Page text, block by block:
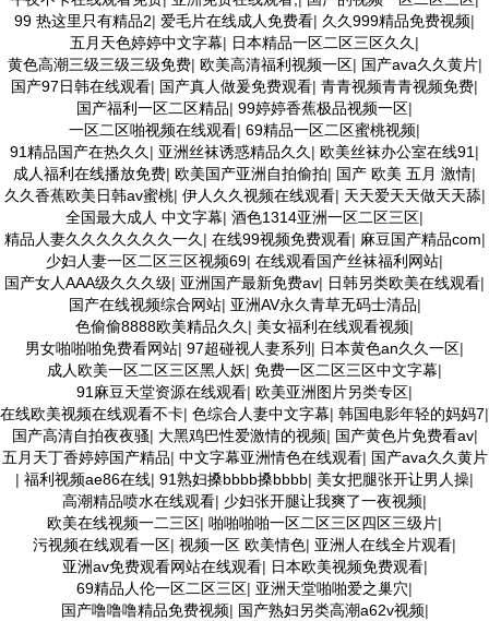
99 热这里只有精品2| 爱毛片在线成人免费看| 久久999精品免费视频|
五月天色婷婷中文字幕| 日本精品一区二区三区久久 |
黄色高潮三级三级三级免费| 欧美高清福利视频一区| 国产ava久久黄片|
国产97日韩在线观看| 国产真人做爰免费观看| 青青视频青青视频免费|
国产福利一区二区精品| 99婷婷香蕉极品视频一区|
一区二区啪视频在线观看| 69精品一区二区蜜桃视频|
91精品国产在热久久 | 亚洲丝袜诱惑精品久久 | 欧美丝袜办公室在线91 |
成人福利在线播放免费| 欧美国产亚洲自拍偷拍| 国产 欧美 五月 激情|
久久香蕉欧美日韩av蜜桃| 伊人久久视频在线观看| 天天爱天天做天天舔|
全国最大成人 中文字幕| 酒色1314亚洲一区二区三区|
精品人妻久久久久久久久一久 | 在线99视频免费观看| 麻豆国产精品com|
少妇人妻一区二区三区视频69| 在线观看国产丝袜福利网站|
国产女人AAA级久久久级| 亚洲国产最新免费av| 日韩另类欧美在线观看|
国产在线视频综合网站| 亚洲AV永久青草无码士清品|
色偷偷8888欧美精品久久 | 美女福利在线观看视频|
男女啪啪啪免费看网站| 97超碰视人妻系列| 日本黄色an久久一区|
成人欧美一区二区三区黑人妖| 免费一区二区三区中文字幕|
91麻豆天堂资源在线观看| 欧美亚洲图片另类专区|
在线欧美视频在线观看不卡| 色综合人妻中文字幕| 韩国电影年轻的妈妈7|
国产高清自拍夜夜骚| 大黑鸡巴性爱激情的视频| 国产黄色片免费看av|
五月天丁香婷婷国产精品| 中文字幕亚洲情色在线观看| 国产ava久久黄片
| 福利视频ae86在线| 91熟妇搡bbbb搡bbbb| 美女把腿张开让男人操|
高潮精品喷水在线观看| 少妇张开腿让我爽了一夜视频|
欧美在线视频一二三区| 啪啪啪啪一区二区三区四区三级片|
污视频在线观看一区| 视频一区 欧美情色| 亚洲人在线全片观看|
亚洲av免费观看网站在线观看| 日本欧美视频免费观看|
69精品人伦一区二区三区| 亚洲天堂啪啪爱之巢穴|
国产噜噜噜精品免费视频| 国产熟妇另类高潮a62v视频|